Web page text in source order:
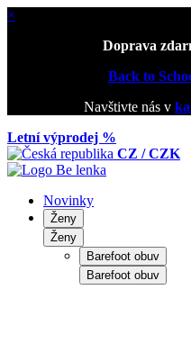
×
Doprava
Back to
Navštivte nás v
Letní výprodej %
CZ / CZK
Novinky
Ženy
Ženy
Barefoot obuv
Barefoot obuv